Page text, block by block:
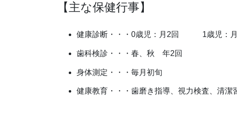
【主な保健行事】
健康診断・・・0歳児：月2回 1歳児
歯科検診・・・春、秋 年2回
身体測定・・・毎月初旬
健康教育・・・歯磨き指導、視力検査、清潔